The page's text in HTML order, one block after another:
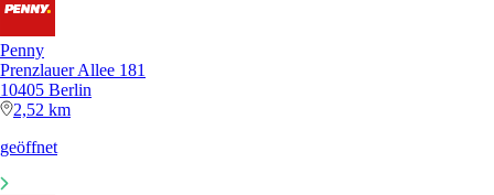
Penny
Prenzlauer Allee 181
10405 Berlin
2,52 km
geöffnet